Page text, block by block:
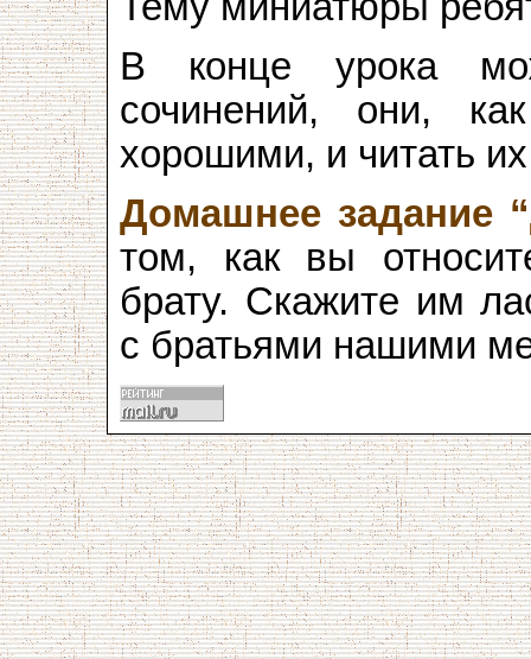
В конце урока
сочинений, они,
хорошими, и читать
Домашнее задание
том, как вы
брату. Скажите им
с братьями нашими